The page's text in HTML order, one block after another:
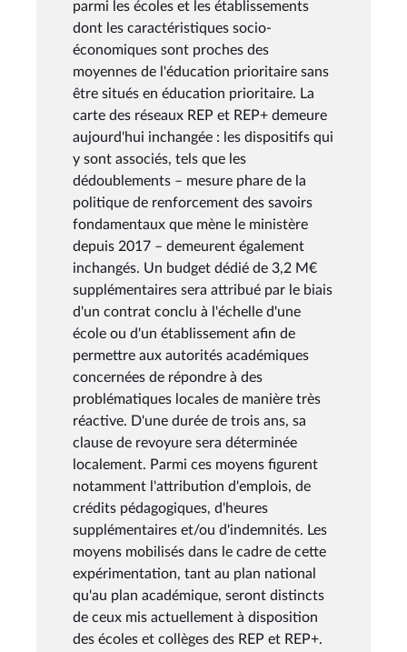
parmi les écoles et les établissements
dont les caractéristiques socio-
économiques sont proches des
moyennes de l'éducation prioritaire sans
être situés en éducation prioritaire. La
carte des réseaux REP et REP+ demeure
aujourd'hui inchangée : les dispositifs qui
y sont associés, tels que les
dédoublements – mesure phare de la
politique de renforcement des savoirs
fondamentaux que mène le ministère
depuis 2017 – demeurent également
inchangés. Un budget dédié de 3,2 M€
supplémentaires sera attribué par le biais
d'un contrat conclu à l'échelle d'une
école ou d'un établissement afin de
permettre aux autorités académiques
concernées de répondre à des
problématiques locales de manière très
réactive. D'une durée de trois ans, sa
clause de revoyure sera déterminée
localement. Parmi ces moyens figurent
notamment l'attribution d'emplois, de
crédits pédagogiques, d'heures
supplémentaires et/ou d'indemnités. Les
moyens mobilisés dans le cadre de cette
expérimentation, tant au plan national
qu'au plan académique, seront distincts
de ceux mis actuellement à disposition
des écoles et collèges des REP et REP+.